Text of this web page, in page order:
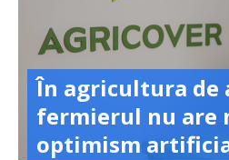
În agricultura de
fermierul nu are
optimism